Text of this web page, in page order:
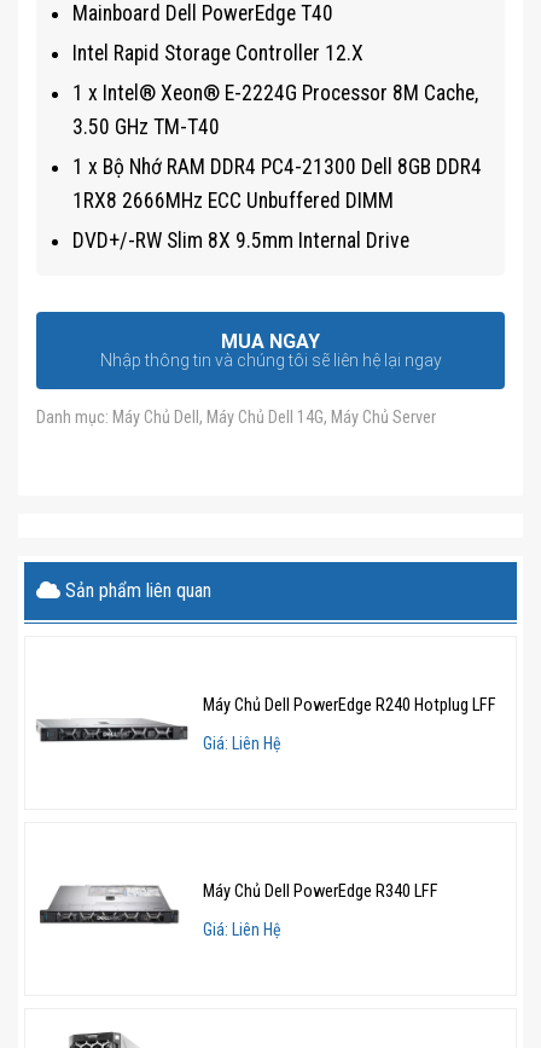
Mainboard Dell PowerEdge T40
Intel Rapid Storage Controller 12.X
1 x Intel® Xeon® E-2224G Processor 8M Cache,
3.50 GHz TM-T40
1 x Bộ Nhớ RAM DDR4 PC4-21300 Dell 8GB DDR4
1RX8 2666MHz ECC Unbuffered DIMM
DVD+/-RW Slim 8X 9.5mm Internal Drive
MUA NGAY
Nhập thông tin và chúng tôi sẽ liên hệ lại ngay
Danh mục: Máy Chủ Dell , Máy Chủ Dell 14G, Máy Chủ Server
Sản phẩm liên quan
Máy Chủ Dell PowerEdge R240 Hotplug LFF
Giá: Liên Hệ
Máy Chủ Dell PowerEdge R340 LFF
Giá: Liên Hệ